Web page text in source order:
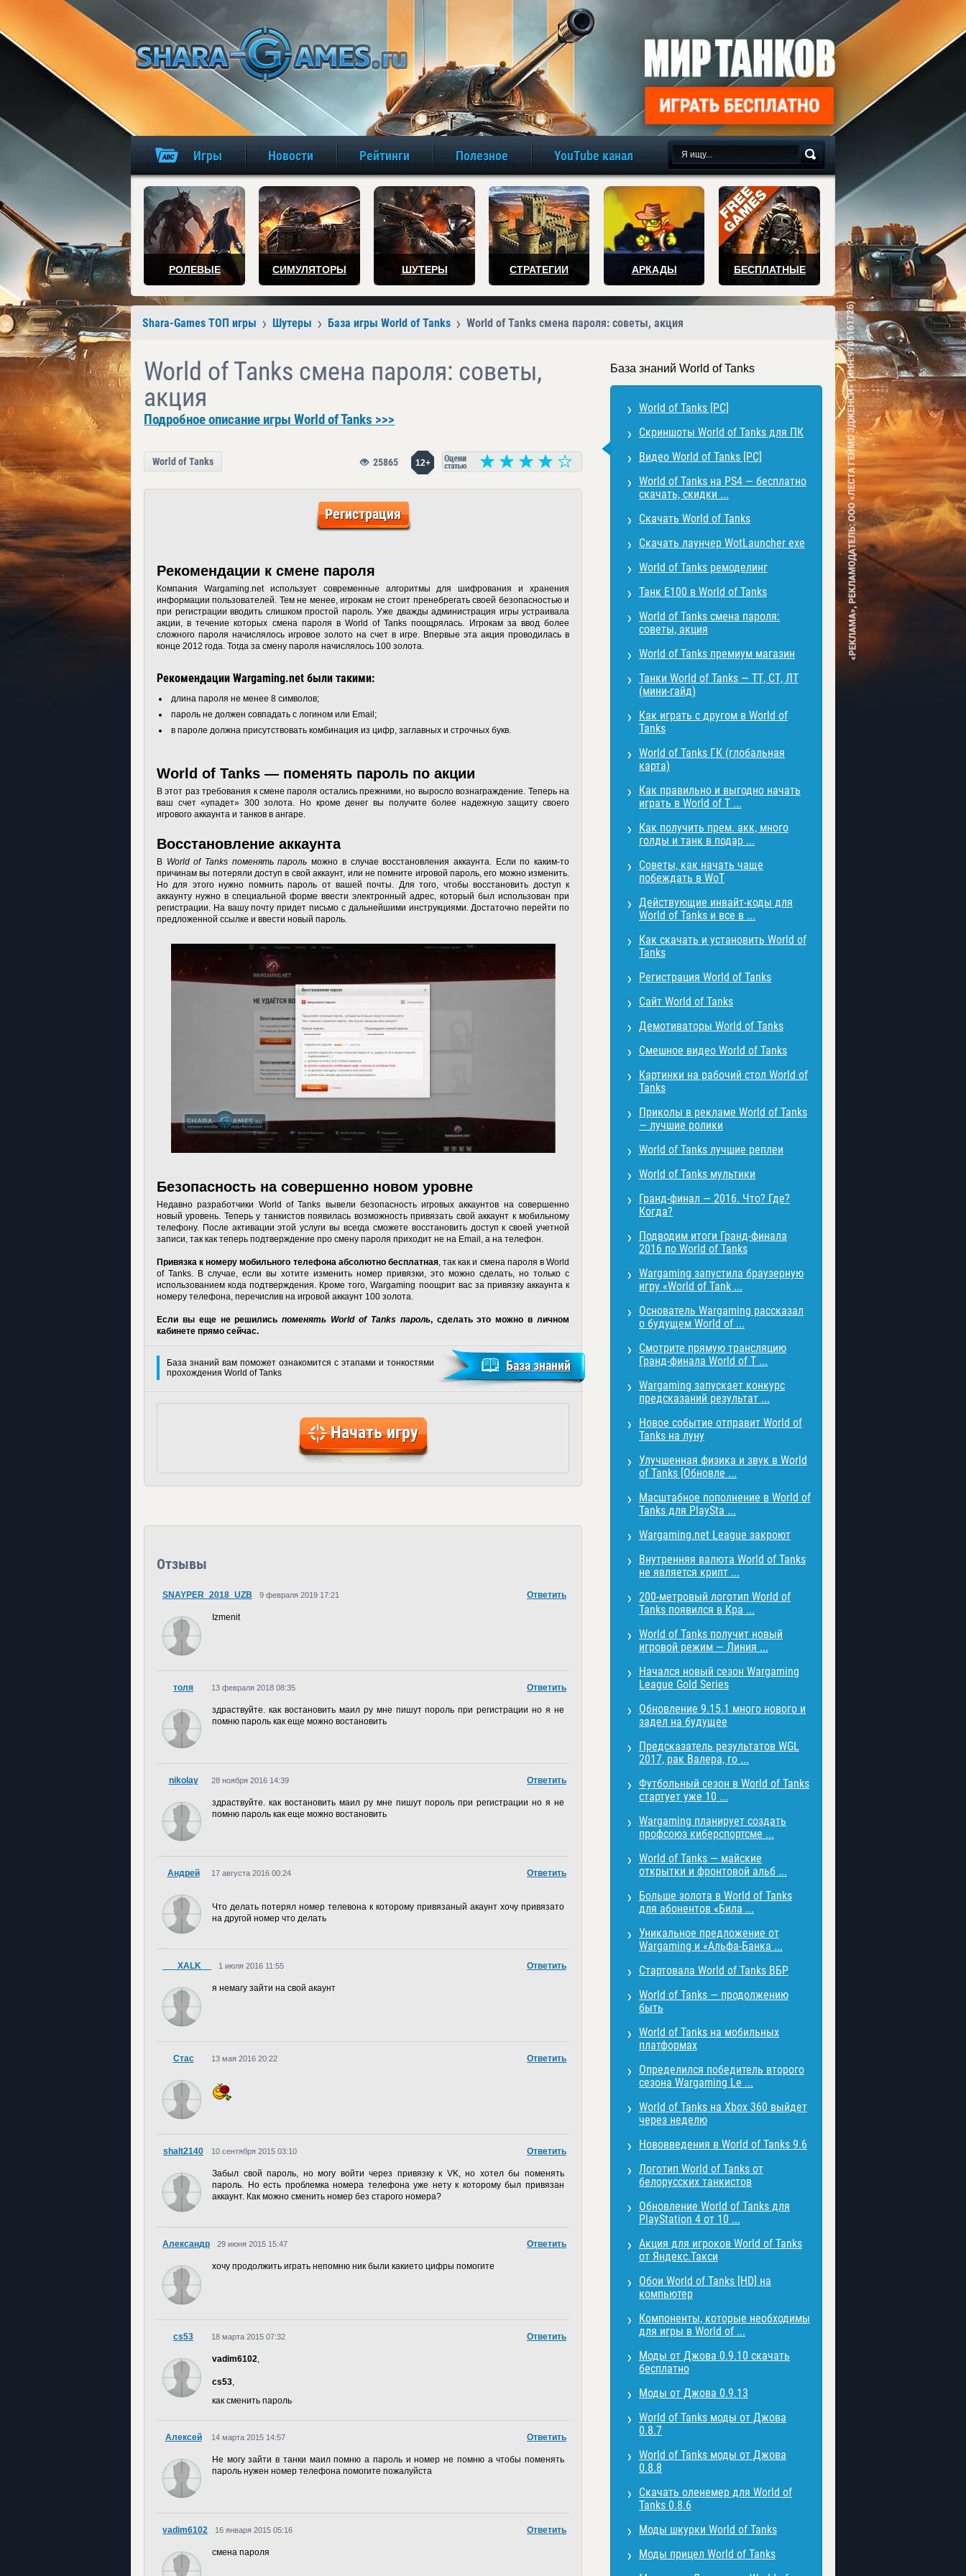
игры онлайн бесплатно
Игры Новости Рейтинги Полезное YouTube канал
РОЛЕВЫЕ СИМУЛЯТОРЫ ШУТЕРЫ СТРАТЕГИИ АРКАДЫ БЕСПЛАТНЫЕ
Shara-Games ТОП игры Шутеры База игры World of Tanks World of Tanks смена пароля: советы, акция
World of Tanks смена пароля: советы,
акция
Подробное описание игры World of Tanks >>>
World of Tanks 12+
25865
Регистрация
Рекомендации к смене пароля
Компания Wargaming.net использует современные алгоритмы для шифрования и хранения
информации пользователей. Тем не менее, игрокам не стоит пренебрегать своей безопасностью и
при регистрации вводить слишком простой пароль. Уже дважды администрация игры устраивала
акции, в течение которых смена пароля в World of Tanks поощрялась. Игрокам за ввод более
сложного пароля начислялось игровое золото на счет в игре. Впервые эта акция проводилась в
конце 2012 года. Тогда за смену пароля начислялось 100 золота.
Рекомендации Wargaming.net были такими:
длина пароля не менее 8 символов;
пароль не должен совпадать с логином или Email;
в пароле должна присутствовать комбинация из цифр, заглавных и строчных букв.
World of Tanks — поменять пароль по акции
В этот раз требования к смене пароля остались прежними, но выросло вознаграждение. Теперь на
ваш счет «упадет» 300 золота. Но кроме денег вы получите более надежную защиту своего
игрового аккаунта и танков в ангаре.
Восстановление аккаунта
В World of Tanks поменять пароль можно в случае восстановления аккаунта. Если по каким-то
причинам вы потеряли доступ в свой аккаунт, или не помните игровой пароль, его можно изменить.
Но для этого нужно помнить пароль от вашей почты. Для того, чтобы восстановить доступ к
аккаунту нужно в специальной форме ввести электронный адрес, который был использован при
регистрации. На вашу почту придет письмо с дальнейшими инструкциями. Достаточно перейти по
предложенной ссылке и ввести новый пароль.
Безопасность на совершенно новом уровне
Недавно разработчики World of Tanks вывели безопасность игровых аккаунтов на совершенно
новый уровень. Теперь у танкистов появилась возможность привязать свой аккаунт к мобильному
телефону. После активации этой услуги вы всегда сможете восстановить доступ к своей учетной
записи, так как теперь подтверждение про смену пароля приходит не на Email, а на телефон.
Привязка к номеру мобильного телефона абсолютно бесплатная, так как и смена пароля в World
of Tanks. В случае, если вы хотите изменить номер привязки, это можно сделать, но только с
использованием кода подтверждения. Кроме того, Wargaming поощрит вас за привязку аккаунта к
номеру телефона, перечислив на игровой аккаунт 100 золота.
Если вы еще не решилисьпоменять World of Tanks пароль, сделать это можно в личном
кабинете прямо сейчас.
База знаний вам поможет ознакомится с этапами и тонкостями
прохождения World of Tanks
База знаний
Начать игру
Отзывы
SNAYPER_2018_UZB Ответить
9 февраля 2019 17:21
Izmenit
толя Ответить
13 февраля 2018 08:35
здраствуйте. как востановить маил ру мне пишут пороль при регистрации но я не
помню пароль как еще можно востановить
nikolay Ответить
28 ноября 2016 14:39
здраствуйте. как востановить маил ру мне пишут пороль при регистрации но я не
помню пароль как еще можно востановить
Андрей Ответить
17 августа 2016 00:24
Что делать потерял номер телевона к которому привязаный акаунт хочу привязато
на другой номер что делать
___XALK__ Ответить
1 июля 2016 11:55
я немагу зайти на свой акаунт
Стас Ответить
13 мая 2016 20:22
shalt2140 Ответить
10 сентября 2015 03:10
Забыл свой пароль, но могу войти через привязку к VK, но хотел бы поменять
пароль. Но есть проблемка номера телефона уже нету к которому был привязан
аккаунт. Как можно сменить номер без старого номера?
Александр Ответить
29 июня 2015 15:47
хочу продолжить играть непомню ник были какието цифры помогите
cs53 Ответить
18 марта 2015 07:32
vadim6102,
cs53,
как сменить пароль
Алексей Ответить
14 марта 2015 14:57
Не могу зайти в танки маил помню а пароль и номер не помню а чтобы поменять
пароль нужен номер телефона помогите пожалуйста
vadim6102 Ответить
16 января 2015 05:16
смена пароля
База знаний World of Tanks
World of Tanks [PC]
Скриншоты World of Tanks для ПК
Видео World of Tanks [PC]
World of Tanks на PS4 — бесплатно
скачать, скидки ...
Скачать World of Tanks
Скачать лаунчер WotLauncher exe
World of Tanks ремоделинг
Танк E100 в World of Tanks
World of Tanks смена пароля:
советы, акция
World of Tanks премиум магазин
Танки World of Tanks — ТТ, СТ, ЛТ
(мини-гайд)
Как играть с другом в World of
Tanks
World of Tanks ГК (глобальная
карта)
Как правильно и выгодно начать
играть в World of T ...
Как получить прем. акк, много
голды и танк в подар ...
Советы, как начать чаще
побеждать в WoT
Действующие инвайт-коды для
World of Tanks и все в ...
Как скачать и установить World of
Tanks
Регистрация World of Tanks
Сайт World of Tanks
Демотиваторы World of Tanks
Смешное видео World of Tanks
Картинки на рабочий стол World of
Tanks
Приколы в рекламе World of Tanks
— лучшие ролики
World of Tanks лучшие реплеи
World of Tanks мультики
Гранд-финал — 2016. Что? Где?
Когда?
Подводим итоги Гранд-финала
2016 по World of Tanks
Wargaming запустила браузерную
игру «World of Tank ...
Основатель Wargaming рассказал
о будущем World of ...
Смотрите прямую трансляцию
Гранд-финала World of T ...
Wargaming запускает конкурс
предсказаний результат ...
Новое событие отправит World of
Tanks на луну
Улучшенная физика и звук в World
of Tanks [Обновле ...
Масштабное пополнение в World of
Tanks для PlaySta ...
Wargaming.net League закроют
Внутренняя валюта World of Tanks
не является крипт ...
200-метровый логотип World of
Tanks появился в Кра ...
World of Tanks получит новый
игровой режим — Линия ...
Начался новый сезон Wargaming
League Gold Series
Обновление 9.15.1 много нового и
задел на будущее
Предсказатель результатов WGL
2017, рак Валера, го ...
Футбольный сезон в World of Tanks
стартует уже 10 ...
Wargaming планирует создать
профсоюз киберспортсме ...
World of Tanks — майские
открытки и фронтовой альб ...
Больше золота в World of Tanks
для абонентов «Била ...
Уникальное предложение от
Wargaming и «Альфа-Банка ...
Стартовала World of Tanks ВБР
World of Tanks — продолжению
быть
World of Tanks на мобильных
платформах
Определился победитель второго
сезона Wargaming Le ...
World of Tanks на Xbox 360 выйдет
через неделю
Нововведения в World of Tanks 9.6
Логотип World of Tanks от
белорусских танкистов
Обновление World of Tanks для
PlayStation 4 от 10 ...
Акция для игроков World of Tanks
от Яндекс.Такси
Обои World of Tanks [HD] на
компьютер
Компоненты, которые необходимы
для игры в World of ...
Моды от Джова 0.9.10 скачать
бесплатно
Моды от Джова 0.9.13
World of Tanks моды от Джова
0.8.7
World of Tanks моды от Джова
0.8.8
Скачать оленемер для World of
Tanks 0.8.6
Моды шкурки World of Tanks
Моды прицел World of Tanks